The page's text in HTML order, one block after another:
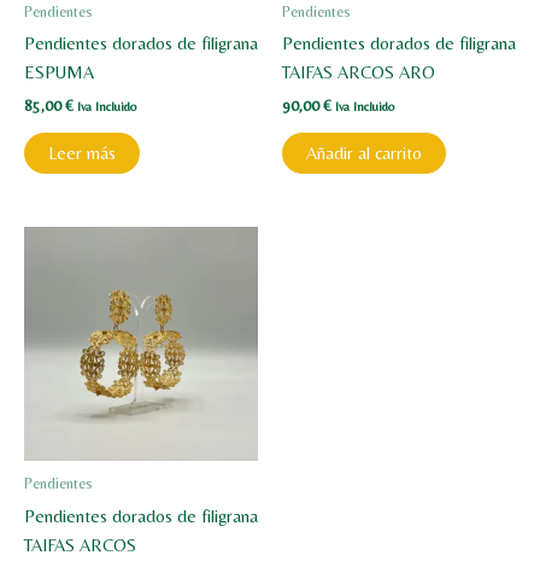
Pendientes
Pendientes dorados de filigrana
ESPUMA
85,00€ Iva Incluido
Leer más
Pendientes
Pendientes dorados de filigrana
TAIFAS ARCOS ARO
90,00€ Iva Incluido
Añadir al carrito
Pendientes
Pendientes dorados de filigrana
TAIFAS ARCOS